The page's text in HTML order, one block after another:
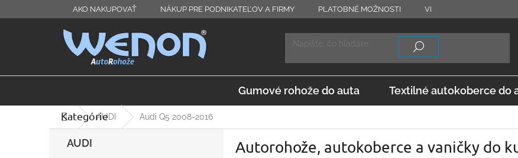
AKO NAKUPOVAŤ NÁKUP PRE PODNIKATEĽOV A FIRMY PLATOBNÉ MOŽNOSTI VRÁTENIE TOVARU
Gumové rohože do auta Textilné autokoberce do
DomovAUDI Audi Q5 2008-2016
Preskočiť
kategórie
Kategórie
AUDI
Autorohože, autokoberce a vaničky do